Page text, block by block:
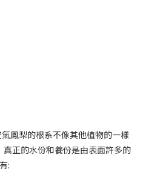
鳳梨的根系不像其他植物的一樣
真正的水份和養份是由表面許多的
: